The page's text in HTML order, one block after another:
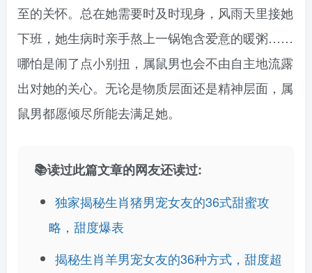
至的关怀。总在她需要时及时现身，风雨天里接她
下班，她生病时亲手熬上一锅饱含爱意的暖粥……
哪怕是闹了点小别扭，属鼠男也会不由自主地流露
出对她的关心。无论是物质层面还是精神层面，属
鼠男都愿倾尽所能去满足她。
📚读过此篇文章的网友还读过:
独家揭秘生肖猪男宠女友的36式甜蜜攻
略，甜度爆表
揭秘生肖羊男宠女友的36种方式，甜度超